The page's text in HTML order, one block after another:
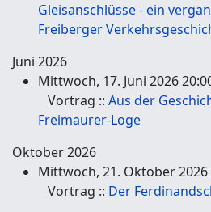
Gleisanschlüsse - ein
Freiberger
Juni 2026
Mittwoch, 17. Juni 2026
Vortrag :: Aus der
Freimaurer-Loge
Oktober 2026
Mittwoch, 21. Oktober 2026
Vortrag :: Der